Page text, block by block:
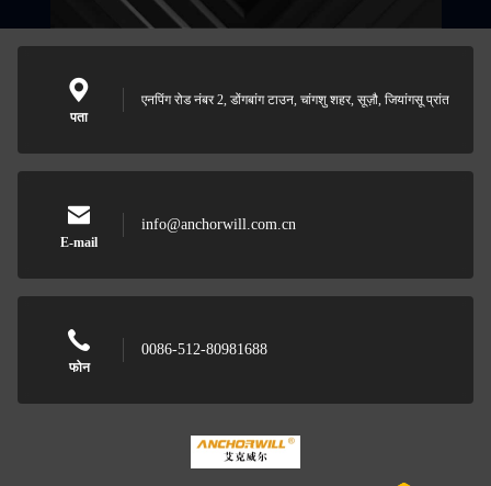
पता
एनपिंग रोड नंबर 2, डोंगबांग टाउन, चांगशु शहर, सूज़ौ, जियांगसू प्रांत
E-mail
info@anchorwill.com.cn
फोन
0086-512-80981688